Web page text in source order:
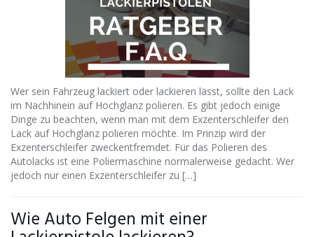
Wer sein Fahrzeug lackiert oder lackieren lässt, sollte den Lack
im Nachhinein auf Hochglanz polieren. Es gibt jedoch einige
Dinge zu beachten, wenn man mit dem Exzenterschleifer den
Lack auf Hochglanz polieren möchte. Im Prinzip wird der
Exzenterschleifer zweckentfremdet. Für das Polieren des
Autolacks ist eine Poliermaschine normalerweise gedacht. Wer
jedoch nur einen Exzenterschleifer zu […]
Wie Auto Felgen mit einer